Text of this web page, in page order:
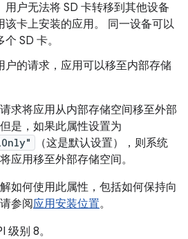
用户无法将 SD 卡转移到其他设备
该卡上安装的应用。 同一设备可以
SD 卡。
户的请求，应用可以移至内部存储
求将应用从内部存储空间移至外部
是，如果此属性设置为
（这是默认设置），则系统
应用移至外部存储空间。
如何使用此属性，包括如何保持向
参阅应用安装位置。
级别 8。